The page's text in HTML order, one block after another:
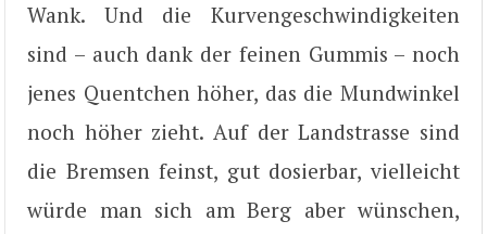
Wank. Und die Kurvengeschwindigkeiten
sind – auch dank der feinen Gummis – noch
jenes Quentchen höher, das die Mundwinkel
noch höher zieht. Auf der Landstrasse sind
die Bremsen feinst, gut dosierbar, vielleicht
würde man sich am Berg aber wünschen,